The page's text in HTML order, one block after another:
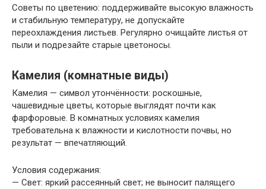
Советы по цветению: поддерживайте высокую влажность
и стабильную температуру, не допускайте
переохлаждения листьев. Регулярно очищайте листья от
пыли и подрезайте старые цветоносы.
Камелия (комнатные виды)
Камелия — символ утончённости: роскошные,
чашевидные цветы, которые выглядят почти как
фарфоровые. В комнатных условиях камелия
требовательна к влажности и кислотности почвы, но
результат — впечатляющий.
Условия содержания:
— Свет: яркий рассеянный свет; не выносит палящего